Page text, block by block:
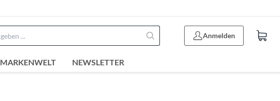
Anmelden
MARKENWELT NEWSLETTER